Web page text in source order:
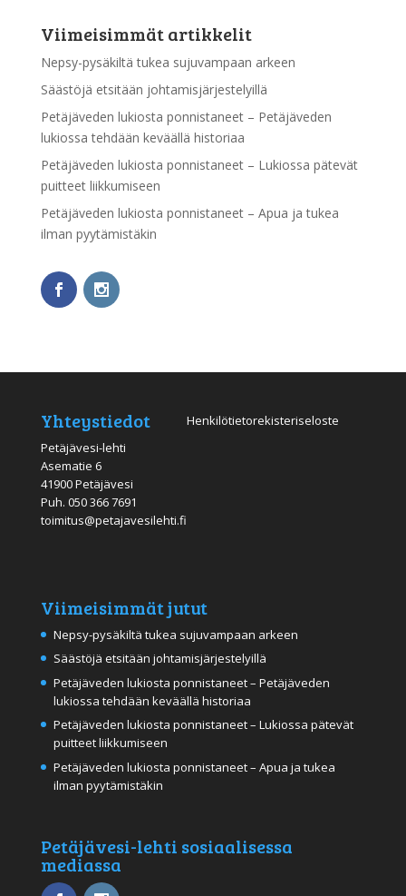
Viimeisimmät artikkelit
Nepsy-pysäkiltä tukea sujuvampaan arkeen
Säästöjä etsitään johtamisjärjestelyillä
Petäjäveden lukiosta ponnistaneet – Petäjäveden
lukiossa tehdään keväällä historiaa
Petäjäveden lukiosta ponnistaneet – Lukiossa pätevät
puitteet liikkumiseen
Petäjäveden lukiosta ponnistaneet – Apua ja tukea
ilman pyytämistäkin
Yhteystiedot
Petäjävesi-lehti
Asematie 6
41900 Petäjävesi
Puh. 050 366 7691
toimitus@petajavesilehti.fi
Henkilötietorekisteriseloste
Viimeisimmät jutut
Nepsy-pysäkiltä tukea sujuvampaan arkeen
Säästöjä etsitään johtamisjärjestelyillä
Petäjäveden lukiosta ponnistaneet – Petäjäveden
lukiossa tehdään keväällä historiaa
Petäjäveden lukiosta ponnistaneet – Lukiossa pätevät
puitteet liikkumiseen
Petäjäveden lukiosta ponnistaneet – Apua ja tukea
ilman pyytämistäkin
Petäjävesi-lehti sosiaalisessa
mediassa